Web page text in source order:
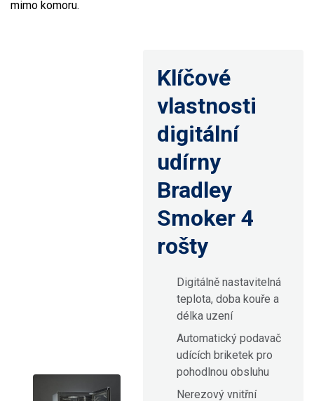
mimo komoru.
Klíčové
vlastnosti
digitální
udírny
Bradley
Smoker 4
rošty
Digitálně nastavitelná
teplota, doba kouře a
délka uzení
Automatický podavač
udících briketek pro
pohodlnou obsluhu
Nerezový vnitřní